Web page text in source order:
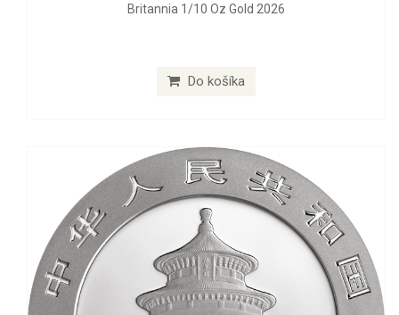
Britannia 1/10 Oz Gold 2026
Do košíka